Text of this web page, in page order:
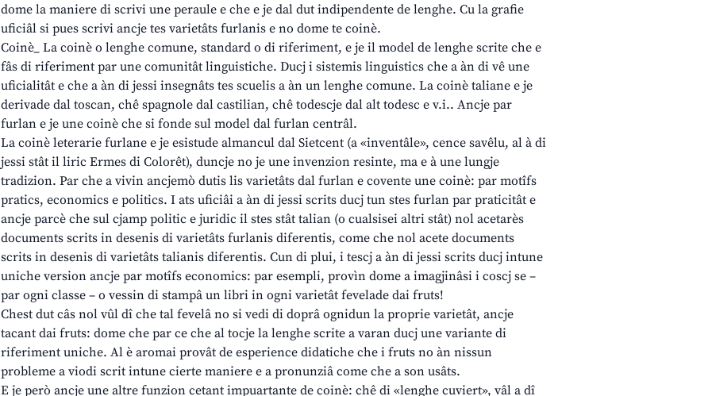
dome la maniere di scrivi une peraule e che e je dal dut indipendente de lenghe. Cu la grafie
uficiâl si pues scrivi ancje tes varietâts furlanis e no dome te coinè.
Coinè_ La coinè o lenghe comune, standard o di riferiment, e je il model de lenghe scrite che e
fâs di riferiment par une comunitât linguistiche. Ducj i sistemis linguistics che a àn di vê une
uficialitât e che a àn di jessi insegnâts tes scuelis a àn un lenghe comune. La coinè taliane e je
derivade dal toscan, chê spagnole dal castilian, chê todescje dal alt todesc e v.i.. Ancje par
furlan e je une coinè che si fonde sul model dal furlan centrâl.
La coinè leterarie furlane e je esistude almancul dal Sietcent (a «inventâle», cence savêlu, al à di
jessi stât il liric Ermes di Colorêt), duncje no je une invenzion resinte, ma e à une lungje
tradizion. Par che a vivin ancjemò dutis lis varietâts dal furlan e covente une coinè: par motîfs
pratics, economics e politics. I ats uficiâi a àn di jessi scrits ducj tun stes furlan par praticitât e
ancje parcè che sul cjamp politic e juridic il stes stât talian (o cualsisei altri stât) nol acetarès
documents scrits in desenis di varietâts furlanis diferentis, come che nol acete documents
scrits in desenis di varietâts talianis diferentis. Cun di plui, i tescj a àn di jessi scrits ducj intune
uniche version ancje par motîfs economics: par esempli, provìn dome a imagjinâsi i coscj se –
par ogni classe – o vessin di stampâ un libri in ogni varietât fevelade dai fruts!
Chest dut câs nol vûl dî che tal fevelâ no si vedi di doprâ ognidun la proprie varietât, ancje
tacant dai fruts: dome che par ce che al tocje la lenghe scrite a varan ducj une variante di
riferiment uniche. Al è aromai provât de esperience didatiche che i fruts no àn nissun
probleme a viodi scrit intune cierte maniere e a pronunziâ come che a son usâts.
E je però ancje une altre funzion cetant impuartante de coinè: chê di «lenghe cuviert», vâl a dî